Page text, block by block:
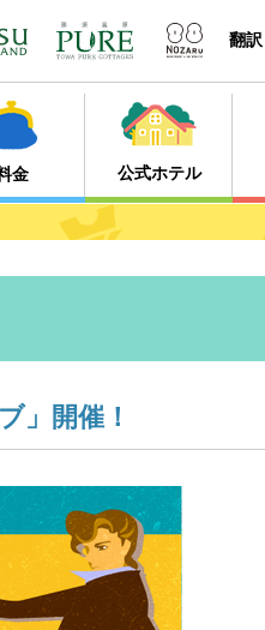
翻訳
金 公式ホテル
」開催！